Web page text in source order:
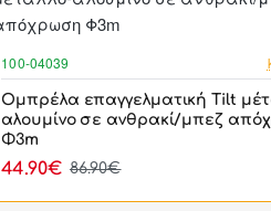
100-04039
Ομπρέλα επαγγελματική Tilt
αλουμίνο σε ανθρακί/μπεζ
Φ3m
44.90€ 86.90€